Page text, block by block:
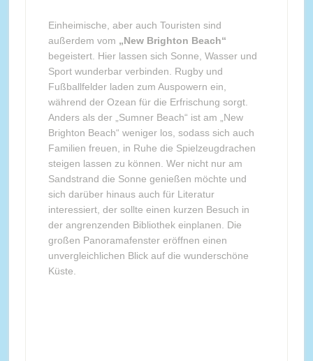
Einheimische, aber auch Touristen sind
außerdem vom „New Brighton Beach“
begeistert. Hier lassen sich Sonne, Wasser und
Sport wunderbar verbinden. Rugby und
Fußballfelder laden zum Auspowern ein,
während der Ozean für die Erfrischung sorgt.
Anders als der „Sumner Beach“ ist am „New
Brighton Beach“ weniger los, sodass sich auch
Familien freuen, in Ruhe die Spielzeugdrachen
steigen lassen zu können. Wer nicht nur am
Sandstrand die Sonne genießen möchte und
sich darüber hinaus auch für Literatur
interessiert, der sollte einen kurzen Besuch in
der angrenzenden Bibliothek einplanen. Die
großen Panoramafenster eröffnen einen
unvergleichlichen Blick auf die wunderschöne
Küste.